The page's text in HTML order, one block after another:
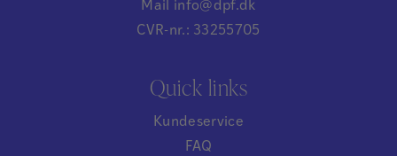
Mail info@dpf.dk
CVR-nr.: 33255705
Quick links
Kundeservice
FAQ